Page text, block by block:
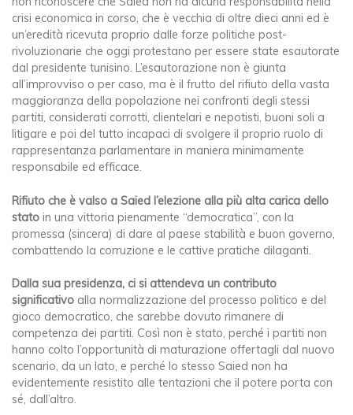
crisi economica in corso, che è vecchia di oltre dieci anni ed è
un’eredità ricevuta proprio dalle forze politiche post-
rivoluzionarie che oggi protestano per essere state esautorate
dal presidente tunisino. L’esautorazione non è giunta
all’improvviso o per caso, ma è il frutto del rifiuto della vasta
maggioranza della popolazione nei confronti degli stessi
partiti, considerati corrotti, clientelari e nepotisti, buoni soli a
litigare e poi del tutto incapaci di svolgere il proprio ruolo di
rappresentanza parlamentare in maniera minimamente
responsabile ed efficace.
Rifiuto che è valso a Saied l’elezione alla più alta carica dello
stato in una vittoria pienamente “democratica”, con la
promessa (sincera) di dare al paese stabilità e buon governo,
combattendo la corruzione e le cattive pratiche dilaganti.
Dalla sua presidenza, ci si attendeva un contributo
significativo alla normalizzazione del processo politico e del
gioco democratico, che sarebbe dovuto rimanere di
competenza dei partiti. Così non è stato, perché i partiti non
hanno colto l’opportunità di maturazione offertagli dal nuovo
scenario, da un lato, e perché lo stesso Saied non ha
evidentemente resistito alle tentazioni che il potere porta con
sé, dall’altro.